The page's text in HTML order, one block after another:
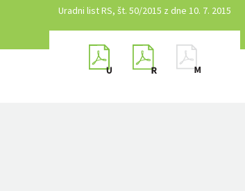
Uradni list RS, št. 50/2015 z dne 10. 7. 2015